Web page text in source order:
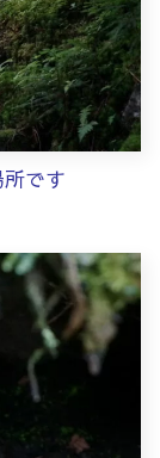
です